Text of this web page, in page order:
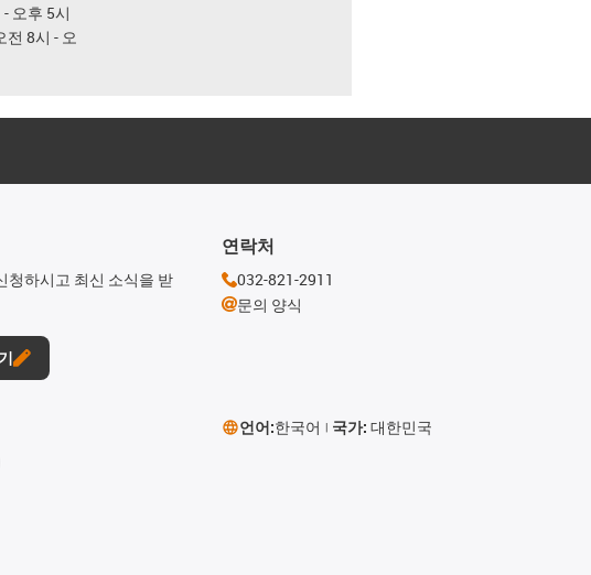
오후 5시
전 8시 - 오
하시고 최신 소식을 받
연락처
032-821-2911
문의 양식
언어:한국어 국가: 대한민국